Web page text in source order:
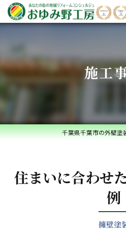
施工
千葉県千葉市の外壁塗
住まいに合わせ
例
擁壁塗